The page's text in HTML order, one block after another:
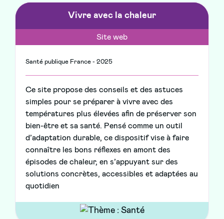
Vivre avec la chaleur
Site web
Santé publique France - 2025
Ce site propose des conseils et des astuces
simples pour se préparer à vivre avec des
températures plus élevées afin de préserver son
bien-être et sa santé. Pensé comme un outil
d’adaptation durable, ce dispositif vise à faire
connaître les bons réflexes en amont des
épisodes de chaleur, en s’appuyant sur des
solutions concrètes, accessibles et adaptées au
quotidien